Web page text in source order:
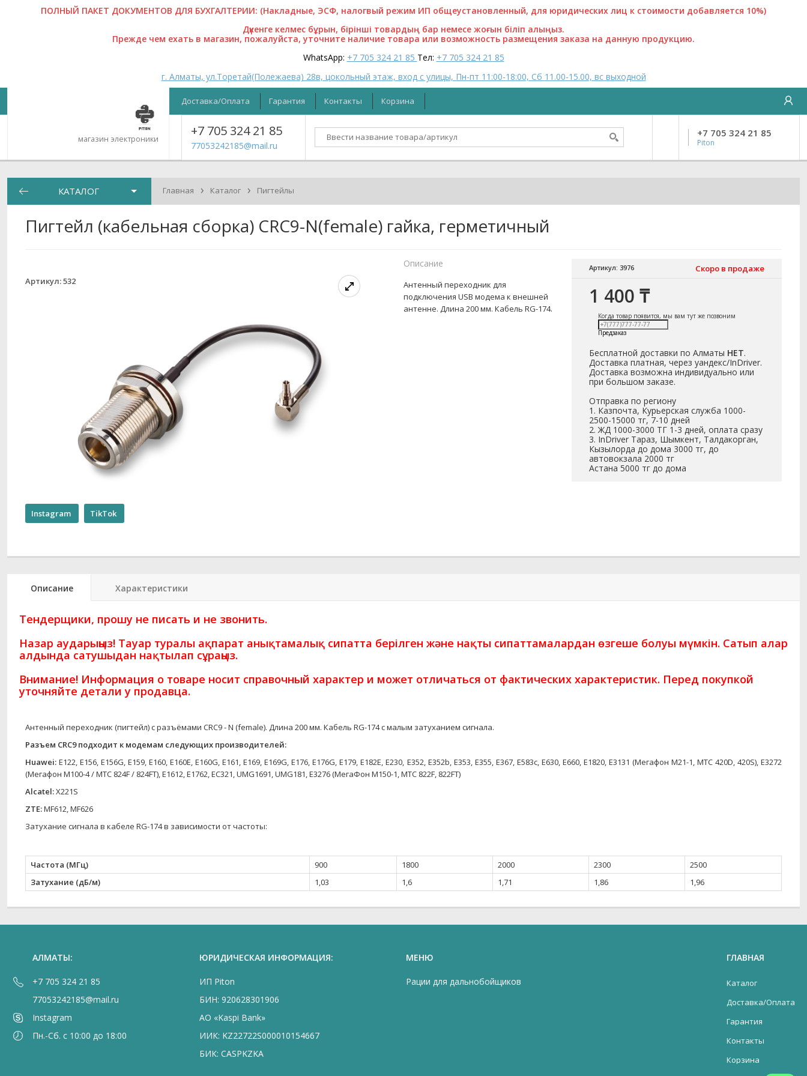
ПОЛНЫЙ ПАКЕТ ДОКУМЕНТОВ ДЛЯ БУХГАЛТЕРИИ: (Накладные, ЭСФ, налогвый режим ИП общеустановленный, для юридических лиц к стоимости добавляется 10%)
Дүкенге келмес бұрын, бірінші товардың бар немесе жоғын біліп алыңыз.
Прежде чем ехать в магазин, пожалуйста, уточните наличие товара или возможность размещения заказа на данную продукцию.
WhatsApp: +7 705 324 21 85 Тел: +7 705 324 21 85
г. Алматы, ул.Торетай(Полежаева) 28в, цокольный этаж, вход с улицы, Пн-пт 11:00-18:00, Сб 11.00-15.00, вс выходной
магазин электроники
Доставка/Оплата Гарантия Контакты Корзина
+7 705 324 21 85
77053242185@mail.ru
+7 705 324 21 85
Piton
КАТАЛОГ Главная › Каталог › Пигтейлы
Пигтейл (кабельная сборка) CRC9-N(female) гайка, герметичный
Артикул: 532
Instagram TikTok
Артикул: 3976 Скоро в продаже
1 400 ₸
Когда товар появится, мы вам тут же позвоним
Предзаказ
Бесплатной доставки по Алматы НЕТ.
Доставка платная, через уандекс/InDriver.
Доставка возможна индивидуально или
при большом заказе.
Отправка по региону
1. Казпочта, Курьерская служба 1000-
2500-15000 тг, 7-10 дней
2. ЖД 1000-3000 ТГ 1-3 дней, оплата сразу
3. InDriver Тараз, Шымкент, Талдакорган,
Кызылорда до дома 3000 тг, до
автовокзала 2000 тг
Астана 5000 тг до дома
Описание
Антенный переходник для
подключения USB модема к внешней
антенне. Длина 200 мм. Кабель RG-174.
Описание Характеристики
Тендерщики, прошу не писать и не звонить.
Назар аударыңыз! Тауар туралы ақпарат анықтамалық сипатта берілген және нақты сипаттамалардан өзгеше болуы мүмкін. Сатып алар
алдында сатушыдан нақтылап сұраңыз.
Внимание! Информация о товаре носит справочный характер и может отличаться от фактических характеристик. Перед покупкой
уточняйте детали у продавца.
Антенный переходник (пигтейл) с разъёмами CRC9 - N (female). Длина 200 мм. Кабель RG-174 с малым затуханием сигнала.
Разъем CRC9 подходит к модемам следующих производителей:
Huawei: E122, E156, E156G, E159, E160, E160E, E160G, E161, E169, E169G, E176, E176G, E179, E182E, E230, E352, E352b, E353, E355, E367, E583c, E630, E660, E1820, E3131 (Мегафон М21-1, МТС 420D, 420S), E3272
(Мегафон M100-4 / МТС 824F / 824FT), E1612, E1762, EC321, UMG1691, UMG181, E3276 (МегаФон М150-1, МТС 822F, 822FT)
Alcatel:X221S
ZTE:MF612, MF626
Затухание сигнала в кабеле RG-174 в зависимости от частоты:
Частота (МГц) 900 1800 2000 2300
2500
Затухание (дБ/м)
1,03 1,6 1,71 1,86 1,96
АЛМАТЫ:
+7 705 324 21 85
77053242185@mail.ru
Instagram
Пн.-Сб. с 10:00 до 18:00
ЮРИДИЧЕСКАЯ ИНФОРМАЦИЯ:
ИП Piton
БИН: 920628301906
АО «Kaspi Bank»
ИИК: KZ22722S000010154667
БИК: CASPKZKA
МЕНЮ
Рации для дальнобойщиков
ГЛАВНАЯ
Каталог
Доставка/Оплата
Гарантия
Контакты
Корзина